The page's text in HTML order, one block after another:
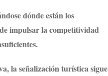
dónde están los
impulsar la competitividad
la señalización turística sigue